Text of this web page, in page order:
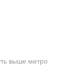
выше метро